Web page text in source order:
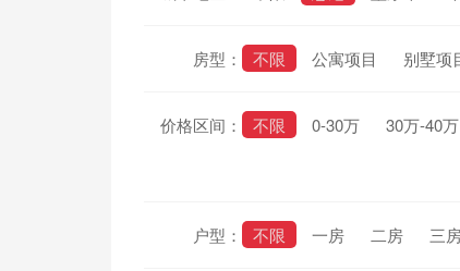
房型： 不限 公寓项目 别墅项
价格区间： 不限 0-30万 30万-40万
户型： 不限 一房 二房 三